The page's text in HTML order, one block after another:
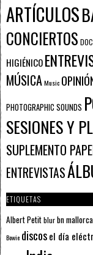
ARTÍCULOS
CONCIERTOS
HIGIÉNICO
MÚSICAMusic
PHOTOGRAPHIC SOUNDS
SESIONES Y
SUPLEMENTO
ENTREVISTAS
ETIQUETAS
Albert Petitblurbn mallorca
Bowie discosel día